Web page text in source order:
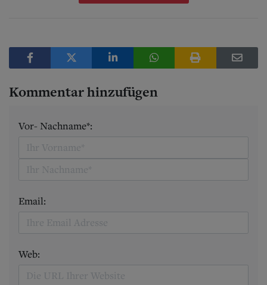
Kommentar hinzufügen
Vor- Nachname*:
Email:
Web: